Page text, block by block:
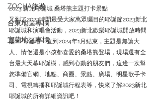
ZOCHA旅遊
台東地區專欄
宜蘭地區專欄
2023 新北耶誕城 桑塔熊主題打卡景點
又到了2023時間最受大家萬眾矚目的耶誕節2023新北
耶誕城和演唱會活動，2023新北歡樂耶誕城開放時間
是11/17登場一直到2024年1月結束，主題是無論大
人、情侶還是小孩都喜愛的桑塔熊登場，現場還有全
台最大天幕耶誕樹，感到心動的朋友們，這邊一次幫
您準備官網、地點、商圈、景點、廣場、明星歌手卡
司、電視轉播和耶誕城行程表等，快來了解2023新北
耶誕城的所有詳細資訊吧！